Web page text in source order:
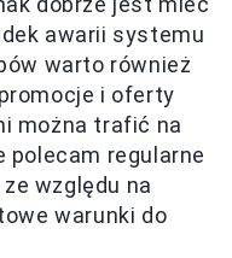
awarii systemu
warto również
i oferty
można trafić na
polecam regularne
względu na
warunki do